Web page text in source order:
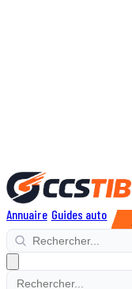
Annuaire Guides auto